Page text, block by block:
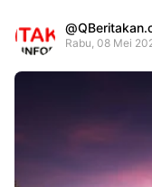
Rabu, 08 Mei